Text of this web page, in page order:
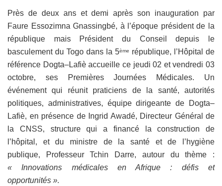
Près de deux ans et demi après son inauguration par
Faure Essozimna Gnassingbé, à l’époque président de la
république mais Président du Conseil depuis le
basculement du Togo dans la 5ème
république, l’Hôpital de
référence Dogta–Lafiè accueille ce jeudi 02 et vendredi 03
octobre, ses Premières Journées Médicales. Un
événement qui réunit praticiens de la santé, autorités
politiques, administratives, équipe dirigeante de Dogta–
Lafiè, en présence de Ingrid Awadé, Directeur Général de
la CNSS, structure qui a financé la construction de
l’hôpital, et du ministre de la santé et de l’hygiène
publique, Professeur Tchin Darre, autour du thème :
« Innovations médicales en Afrique : défis et
opportunités ».